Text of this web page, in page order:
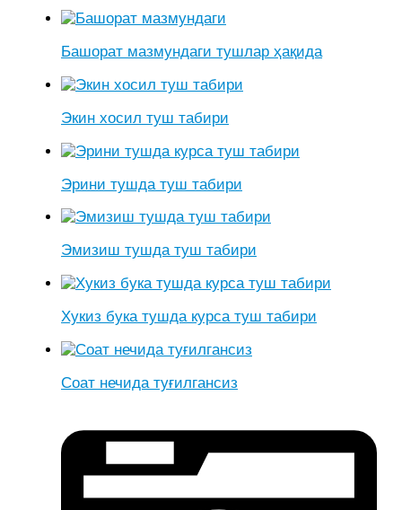
Башорат мазмундаги тушлар ҳақида
Экин хосил туш табири
Эрини тушда туш табири
Эмизиш тушда туш табири
Хукиз бука тушда курса туш табири
Соат нечида туғилгансиз